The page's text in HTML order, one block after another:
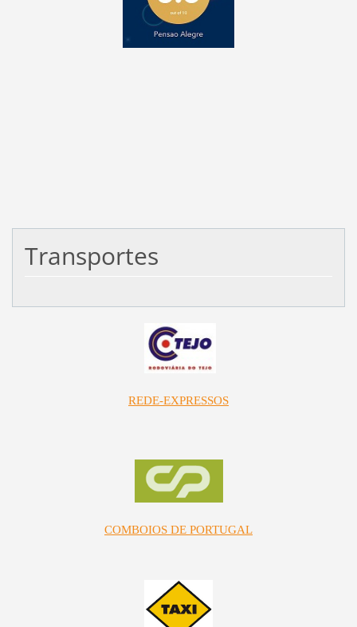
Transportes
REDE-EXPRESSOS
COMBOIOS DE PORTUGAL